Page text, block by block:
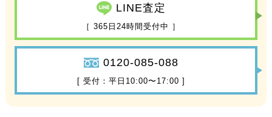
LINE査定
［ 365日24時間受付中 ］
0120-085-088
[ 受付：平日10:00〜17:00 ]